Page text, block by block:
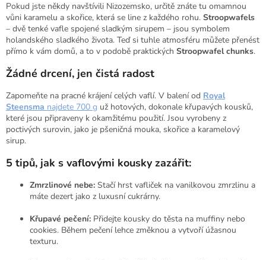
Pokud jste někdy navštívili Nizozemsko, určitě znáte tu omamnou
vůni karamelu a skořice, která se line z každého rohu. Stroopwafels
– dvě tenké vafle spojené sladkým sirupem – jsou symbolem
holandského sladkého života. Teď si tuhle atmosféru můžete přenést
přímo k vám domů, a to v podobě praktických Stroopwafel chunks.
Žádné drcení, jen čistá radost
Zapomeňte na pracné krájení celých vaflí. V balení od Royal
Steensma najdete 700 g už hotových, dokonale křupavých kousků,
které jsou připraveny k okamžitému použití. Jsou vyrobeny z
poctivých surovin, jako je pšeničná mouka, skořice a karamelový
sirup.
5 tipů, jak s vaflovými kousky zazářit:
Zmrzlinové nebe: Stačí hrst vafliček na vanilkovou zmrzlinu a
máte dezert jako z luxusní cukrárny.
Křupavé pečení: Přidejte kousky do těsta na muffiny nebo
cookies. Během pečení lehce změknou a vytvoří úžasnou
texturu.